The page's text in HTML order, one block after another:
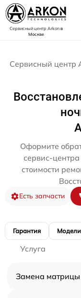
Сервисный центр Arkonв
Москве
Сервисный центр
Оформите
сервис-
стоимости
Есть запчасти
Гарантия Модели
Услуга
Замена матрицы